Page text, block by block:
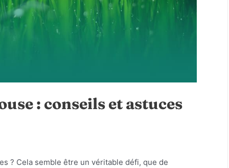
: conseils et astuces
? Cela semble être un véritable défi, que de